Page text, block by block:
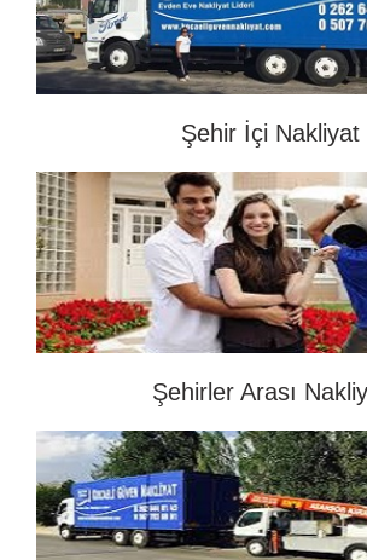
Şehir İçi Nakliyat
Şehirler Arası